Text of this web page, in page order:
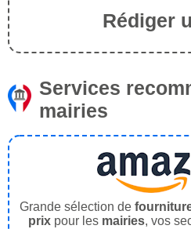
Rédiger
Services
mairies
Grande sélection de
prix pour les mairies, vos